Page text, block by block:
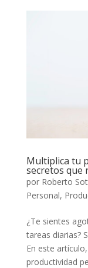
Multiplica tu
secretos que
por Roberto
Personal,
¿Te sientes
tareas diarias?
En este
productividad